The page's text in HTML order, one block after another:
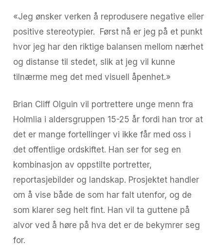
«Jeg ønsker verken å reprodusere negative eller
positive stereotypier. Først nå er jeg på et punkt
hvor jeg har den riktige balansen mellom nærhet
og distanse til stedet, slik at jeg vil kunne
tilnærme meg det med visuell åpenhet.»
Brian Cliff Olguin vil portrettere unge menn fra
Holmlia i aldersgruppen 15-25 år fordi han tror at
det er mange fortellinger vi ikke får med oss i
det offentlige ordskiftet. Han ser for seg en
kombinasjon av oppstilte portretter,
reportasjebilder og landskap. Prosjektet handler
om å vise både de som har falt utenfor, og de
som klarer seg helt fint. Han vil ta guttene på
alvor ved å høre på hva det er de bekymrer seg
for.